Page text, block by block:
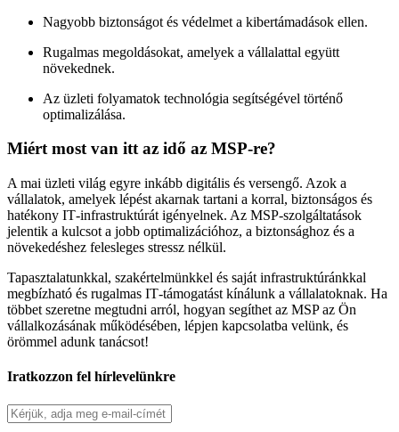
Nagyobb biztonságot és védelmet a kibertámadások ellen.
Rugalmas megoldásokat, amelyek a vállalattal együtt
növekednek.
Az üzleti folyamatok technológia segítségével történő
optimalizálása.
Miért most van itt az idő az MSP‑re?
A mai üzleti világ egyre inkább digitális és versengő. Azok a
vállalatok, amelyek lépést akarnak tartani a korral, biztonságos és
hatékony IT‑infrastruktúrát igényelnek. Az MSP‑szolgáltatások
jelentik a kulcsot a jobb optimalizációhoz, a biztonsághoz és a
növekedéshez felesleges stressz nélkül.
Tapasztalatunkkal, szakértelmünkkel és saját infrastruktúránkkal
megbízható és rugalmas IT‑támogatást kínálunk a vállalatoknak. Ha
többet szeretne megtudni arról, hogyan segíthet az MSP az Ön
vállalkozásának működésében, lépjen kapcsolatba velünk, és
örömmel adunk tanácsot!
Iratkozzon fel hírlevelünkre